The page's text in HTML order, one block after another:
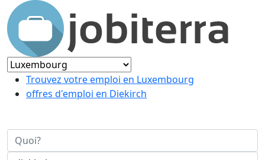
Trouvez votre emploi en Luxembourg
offres d'emploi en Diekirch